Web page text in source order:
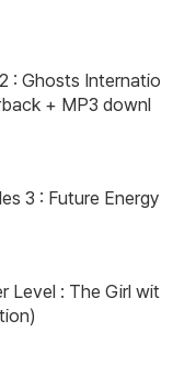
: Ghosts Internatio
+ MP3 downl
3 : Future Energy
Level : The Girl wit